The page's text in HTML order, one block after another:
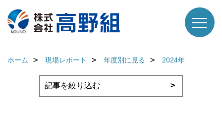
ホーム 現場レポート 年度別に見る 2024年